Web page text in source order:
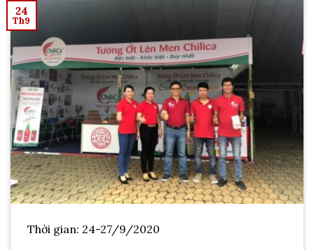
24
Th9
Thời gian: 24-27/9/2020